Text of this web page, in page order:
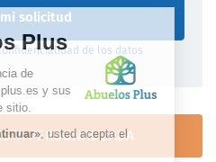
solicitud
de los datos
PERSONALIZADA